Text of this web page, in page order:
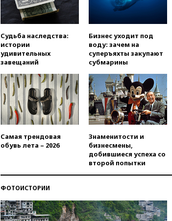
Судьба наследства:
истории
удивительных
завещаний
Бизнес уходит под
воду: зачем на
суперъяхты закупают
субмарины
Самая трендовая
обувь лета – 2026
Знаменитости и
бизнесмены,
добившиеся успеха со
второй попытки
ФОТОИСТОРИИ